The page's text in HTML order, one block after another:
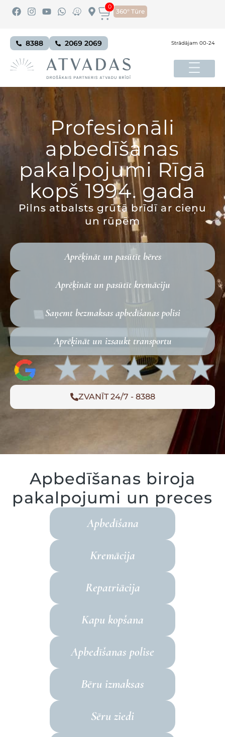
360° Tūre
0
8388 2069 2069 Strādājam 00-24
Profesionāli
apbedīšanas
pakalpojumi Rīgā
kopš 1994. gada
Pilns atbalsts grūtā brīdī ar cieņu
un rūpēm
Aprēķināt un pasūtīt bēres
Aprēķināt un pasūtīt kremāciju
Saņemt bezmaksas apbedīšanas polisi
Aprēķināt un izsaukt transportu
ZVANĪT 24/7 - 8388
Apbedīšanas biroja
pakalpojumi un preces
Apbedīšana
Kremācija
Repatriācija
Kapu kopšana
Apbedīšanas polise
Bēru izmaksas
Sēru ziedi